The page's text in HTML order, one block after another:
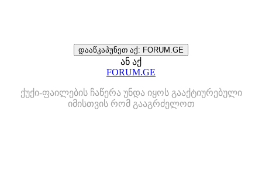
დააწკაპუნეთ აქ: FORUM.GE
ან აქ
FORUM.GE
ქუქი-ფაილების ჩაწერა უნდა იყოს გააქტიურებული
იმისთვის რომ გააგრძელოთ